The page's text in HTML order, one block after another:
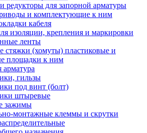
редукторы для запорной арматуры
и комплектующие к ним
кабеля
изоляции, крепления и маркировки
ленты
стяжки (хомуты) пластиковые и
площадки к ним
арматура
гильзы
под винт (болт)
штыревые
зажимы
монтажные клеммы и скрутки